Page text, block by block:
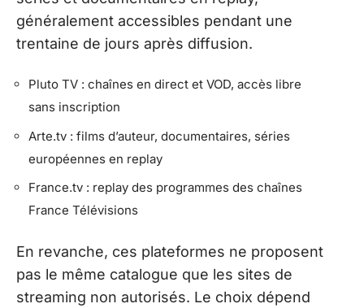
généralement accessibles pendant une
trentaine de jours après diffusion.
Pluto TV : chaînes en direct et VOD, accès libre
sans inscription
Arte.tv : films d’auteur, documentaires, séries
européennes en replay
France.tv : replay des programmes des chaînes
France Télévisions
En revanche, ces plateformes ne proposent
pas le même catalogue que les sites de
streaming non autorisés. Le choix dépend